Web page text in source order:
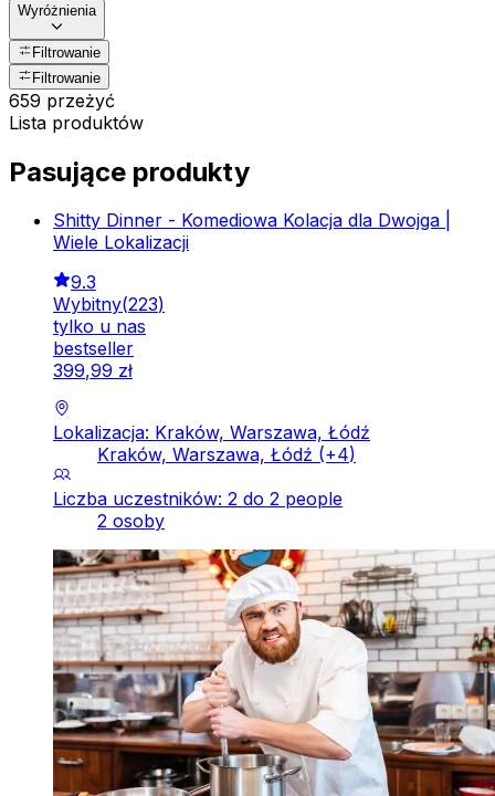
Wyróżnienia
Filtrowanie
Filtrowanie
659 przeżyć
Lista produktów
Pasujące produkty
Shitty Dinner - Komediowa Kolacja dla Dwojga |
Wiele Lokalizacji
9.3
Wybitny(223)
tylko u nas
bestseller
399,99 zł
Lokalizacja: Kraków, Warszawa, Łódź
Kraków, Warszawa, Łódź (+4)
Liczba uczestników: 2 do 2 people
2 osoby